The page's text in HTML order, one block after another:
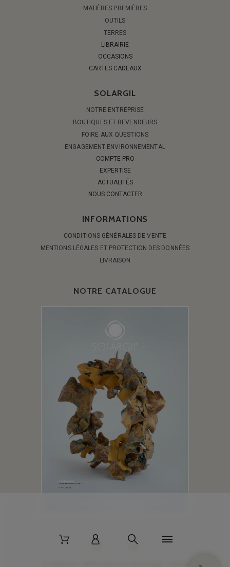
MATIÈRES PREMIÈRES
OUTILS
TERRES
LIBRAIRIE
OCCASIONS
CARTES CADEAUX
SOLARGIL
NOTRE ENTREPRISE
BOUTIQUES ET REVENDEURS
FOIRE AUX QUESTIONS
ENGAGEMENT ENVIRONNEMENTAL
COMPTE PRO
EXPERTISE
ACTUALITÉS
NOUS CONTACTER
INFORMATIONS
CONDITIONS GÉNÉRALES DE VENTE
MENTIONS LÉGALES ET PROTECTION DES DONNÉES
LIVRAISON
NOTRE CATALOGUE